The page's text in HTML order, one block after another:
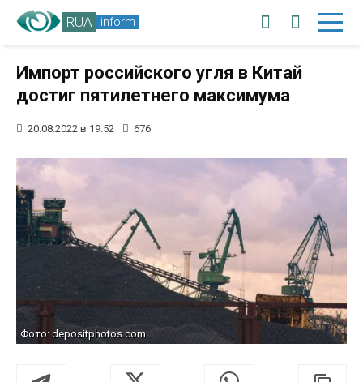
RUA inform
Импорт российского угля в Китай
достиг пятилетнего максимума
20.08.2022 в 19:52 676
Фото: depositphotos.com